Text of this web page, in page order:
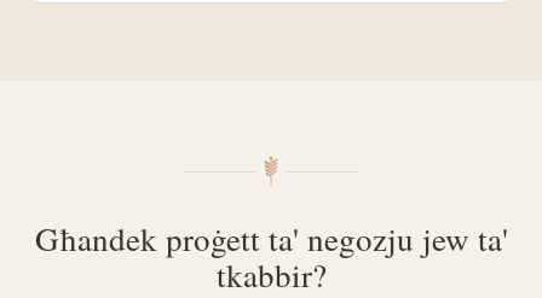
Għandek proġett ta' negozju jew ta'
tkabbir?